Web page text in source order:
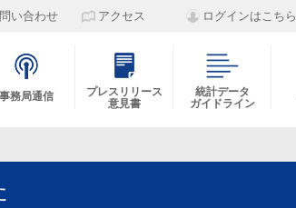
い合わせ アクセス ログインはこちら
事務局通信
プレスリリース
意見書
統計データ
ガイドライン